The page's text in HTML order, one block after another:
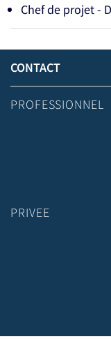
Chef de projet -
CONTACT
PROFESSIONNEL
PRIVEE